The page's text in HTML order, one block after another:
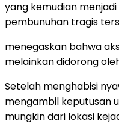
yang kemudian
pembunuhan tragis
menegaskan bahwa
melainkan didorong
​​Setelah menghabisi
mengambil keputusan
mungkin dari lokasi